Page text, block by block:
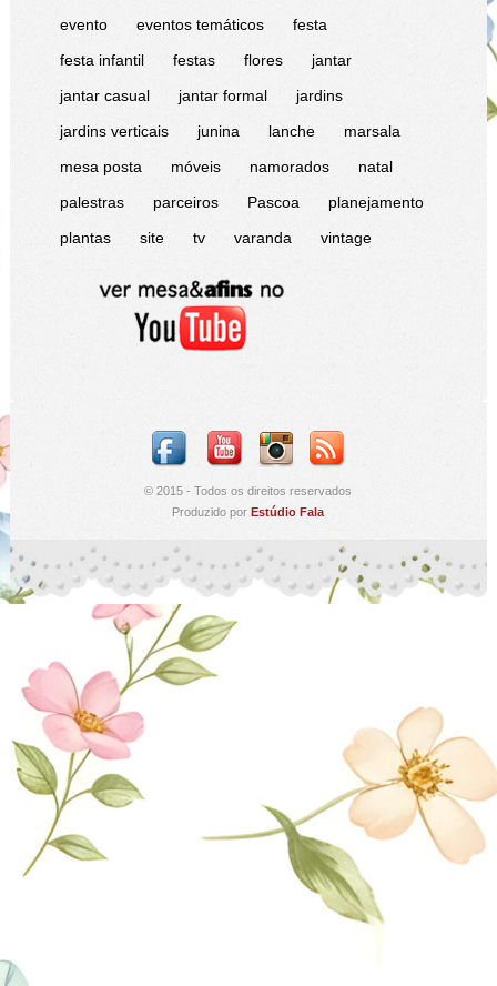
evento
eventos temáticos
festa
festa infantil
festas flores
jantar
jantar casual
jantar formal
jardins
jardins verticais
junina lanche
marsala
mesa posta
móveis namorados
natal
palestras
parceiros Pascoa
planejamento
plantas
site tv varanda vintage
© 2015 - Todos os direitos reservados
Produzido por Estúdio Fala